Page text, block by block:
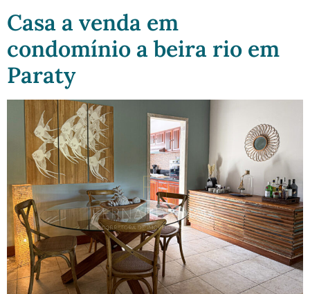
Casa a venda em
condomínio a beira rio em
Paraty